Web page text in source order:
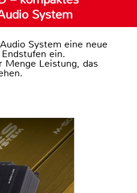
System
System eine neue
ein.
Menge Leistung, das